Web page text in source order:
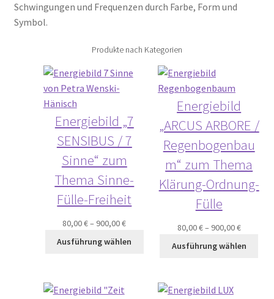
Schwingungen und Frequenzen durch Farbe, Form und
Symbol.
Produkte nach Kategorien
Energiebild „7
SENSIBUS / 7
Sinne“ zum
Thema Sinne-
Fülle-Freiheit
80,00€– 900,00€
Ausführung wählen
Energiebild
„ARCUS ARBORE /
Regenbogenbau
m“ zum Thema
Klärung-Ordnung-
Fülle
80,00€– 900,00€
Ausführung wählen